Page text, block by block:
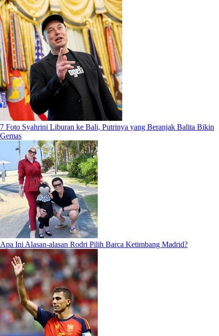
7 Foto Syahrini Liburan ke Bali, Putrinya yang Beranjak Balita Bikin
Gemas
Apa Ini Alasan-alasan Rodri Pilih Barca Ketimbang Madrid?